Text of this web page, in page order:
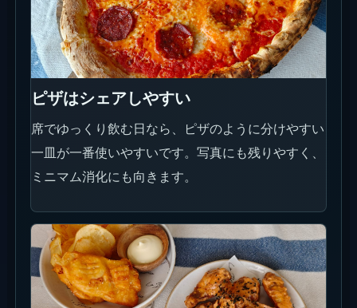
暑い時間はアイス系が強い
日中はポップシクルのような軽い甘さが使いやすい
です。子連れや短時間利用でも選びやすい枠です。